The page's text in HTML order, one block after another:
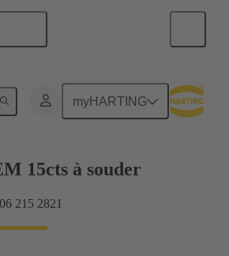
myHARTING
carte mère à carte fille
15cts à souder
215 2821